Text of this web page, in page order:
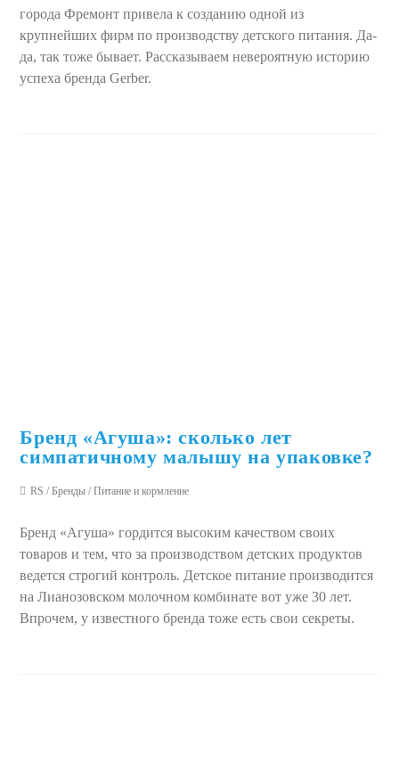
города Фремонт привела к созданию одной из
крупнейших фирм по производству детского питания. Да-
да, так тоже бывает. Рассказываем невероятную историю
успеха бренда Gerber.
Бренд «Агуша»: сколько лет
симпатичному малышу на упаковке?
RS / Бренды / Питание и кормление
Бренд «Агуша» гордится высоким качеством своих
товаров и тем, что за производством детских продуктов
ведется строгий контроль. Детское питание производится
на Лианозовском молочном комбинате вот уже 30 лет.
Впрочем, у известного бренда тоже есть свои секреты.